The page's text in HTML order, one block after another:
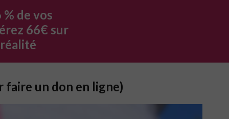
de vos
66€ sur
faire un don en ligne)